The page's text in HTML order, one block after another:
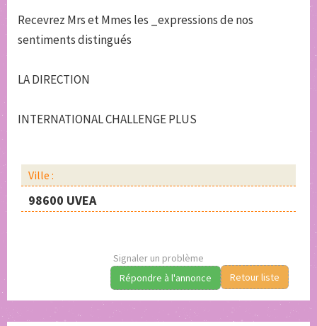
Recevrez Mrs et Mmes les _expressions de nos
sentiments distingués
LA DIRECTION
INTERNATIONAL CHALLENGE PLUS
Ville :
98600 UVEA
Signaler un problème
Retour liste
Répondre à l'annonce